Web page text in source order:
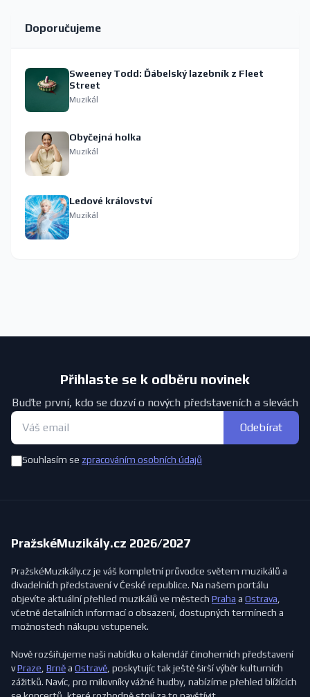
Doporučujeme
Sweeney Todd: Ďábelský lazebník z Fleet
Street
Muzikál
Obyčejná holka
Muzikál
Ledové království
Muzikál
Přihlaste se k odběru novinek
Buďte první, kdo se dozví o nových představeních a slevách
Odebírat
Souhlasím se zpracováním osobních údajů
PražskéMuzikály.cz 2026/2027
PražskéMuzikály.cz je váš kompletní průvodce světem muzikálů a
divadelních představení v České republice. Na našem portálu
objevíte aktuální přehled muzikálů ve městech Praha a Ostrava
včetně detailních informací o obsazení, dostupných termínech a
možnostech nákupu vstupenek.
Nově rozšiřujeme naši nabídku o kalendář činoherních představení
vPraze Brněa Ostravě , poskytujíc tak ještě širší výběr kulturních
zážitků. Navíc, pro milovníky vážné hudby, nabízíme přehled blížících